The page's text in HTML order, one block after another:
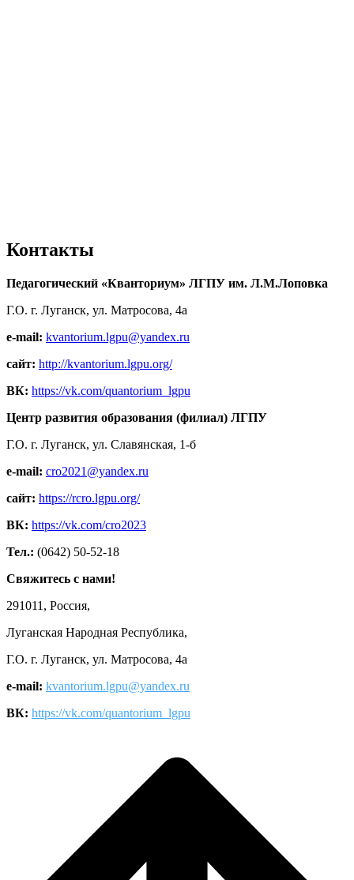
Контакты
Педагогический «Кванториум» ЛГПУ им. Л.М.Лоповка
Г.О. г. Луганск, ул. Матросова, 4а
e-mail: kvantorium.lgpu@yandex.ru
сайт: http://kvantorium.lgpu.org/
ВК: https://vk.com/quantorium_lgpu
Центр развития образования (филиал) ЛГПУ
Г.О. г. Луганск, ул. Славянская, 1-б
e-mail: cro2021@yandex.ru
сайт: https://rcro.lgpu.org/
ВК: https://vk.com/cro2023
Тел.: (0642) 50-52-18
Свяжитесь с нами!
291011, Россия,
Луганская Народная Республика,
Г.О. г. Луганск, ул. Матросова, 4а
e-mail: kvantorium.lgpu@yandex.ru
ВК: https://vk.com/quantorium_lgpu